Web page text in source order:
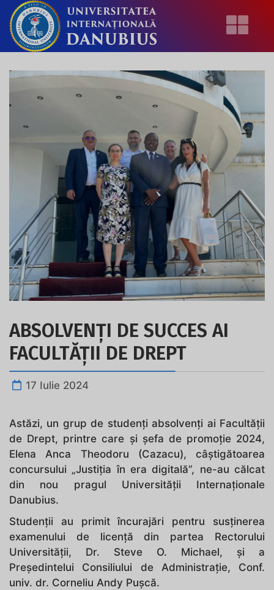
ABSOLVENȚI DE SUCCES AI
FACULTĂȚII DE DREPT
17 Iulie 2024
Astăzi, un grup de studenți absolvenți ai Facultății
de Drept, printre care și șefa de promoție 2024,
Elena Anca Theodoru (Cazacu), câștigătoarea
concursului „Justiția în era digitală”, ne-au călcat
din nou pragul Universității Internaționale
Danubius.
Studenții au primit încurajări pentru susținerea
examenului de licență din partea Rectorului
Universității, Dr. Steve O. Michael, și a
Președintelui Consiliului de Administrație, Conf.
univ. dr. Corneliu Andy Pușcă.